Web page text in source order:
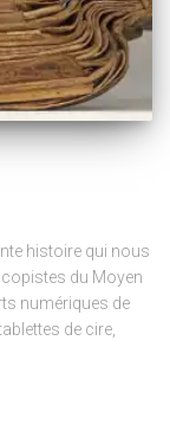
histoire qui nous
du Moyen
numériques de
de cire,